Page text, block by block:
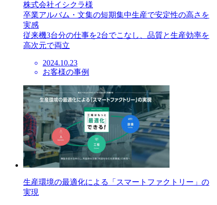
株式会社イシクラ様
卒業アルバム・文集の短期集中生産で安定性の高さを
実感
従来機3台分の仕事を2台でこなし、品質と生産効率を
高次元で両立
2024.10.23
お客様の事例
生産環境の最適化による「スマートファクトリー」の
実現